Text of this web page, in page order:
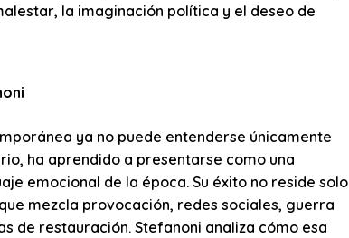
la imaginación política y el deseo de
ya no puede entenderse únicamente
ha aprendido a presentarse como una
emocional de la época. Su éxito no reside solo
mezcla provocación, redes sociales, guerra
de restauración. Stefanoni analiza cómo esa